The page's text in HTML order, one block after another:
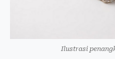
Ilustrasi